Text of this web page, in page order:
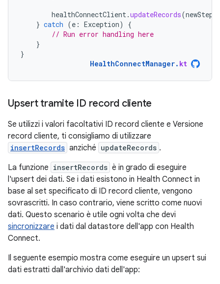
healthConnectClient.updateRecords(
} catch (e : Exception)
{
// Run error handling here
}
}
HealthConnectManager. kt
Upsert tramite ID record cliente
Se utilizzi i valori facoltativi ID record cliente e Versione
record cliente, ti consigliamo di utilizzare
insertRecords anziché updateRecords .
La funzione insertRecords è in grado di eseguire
l'upsert dei dati. Se i dati esistono in Health Connect in
base al set specificato di ID record cliente, vengono
sovrascritti. In caso contrario, viene scritto come nuovi
dati. Questo scenario è utile ogni volta che devi
sincronizzare i dati dal datastore dell'app con Health
Connect.
Il seguente esempio mostra come eseguire un upsert sui
dati estratti dall'archivio dati dell'app: